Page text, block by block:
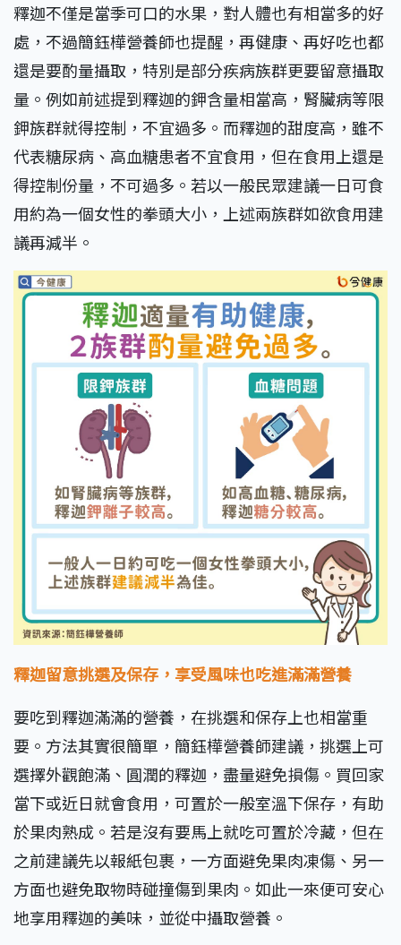
釋迦不僅是當季可口的水果，對人體也有相當多的好
處，不過簡鈺樺營養師也提醒，再健康、再好吃也都
還是要酌量攝取，特別是部分疾病族群更要留意攝取
量。例如前述提到釋迦的鉀含量相當高，腎臟病等限
鉀族群就得控制，不宜過多。而釋迦的甜度高，雖不
代表糖尿病、高血糖患者不宜食用，但在食用上還是
得控制份量，不可過多。若以一般民眾建議一日可食
用約為一個女性的拳頭大小，上述兩族群如欲食用建
議再減半。
釋迦留意挑選及保存，享受風味也吃進滿滿營養
要吃到釋迦滿滿的營養，在挑選和保存上也相當重
要。方法其實很簡單，簡鈺樺營養師建議，挑選上可
選擇外觀飽滿、圓潤的釋迦，盡量避免損傷。買回家
當下或近日就會食用，可置於一般室溫下保存，有助
於果肉熟成。若是沒有要馬上就吃可置於冷藏，但在
之前建議先以報紙包裹，一方面避免果肉凍傷、另一
方面也避免取物時碰撞傷到果肉。如此一來便可安心
地享用釋迦的美味，並從中攝取營養。